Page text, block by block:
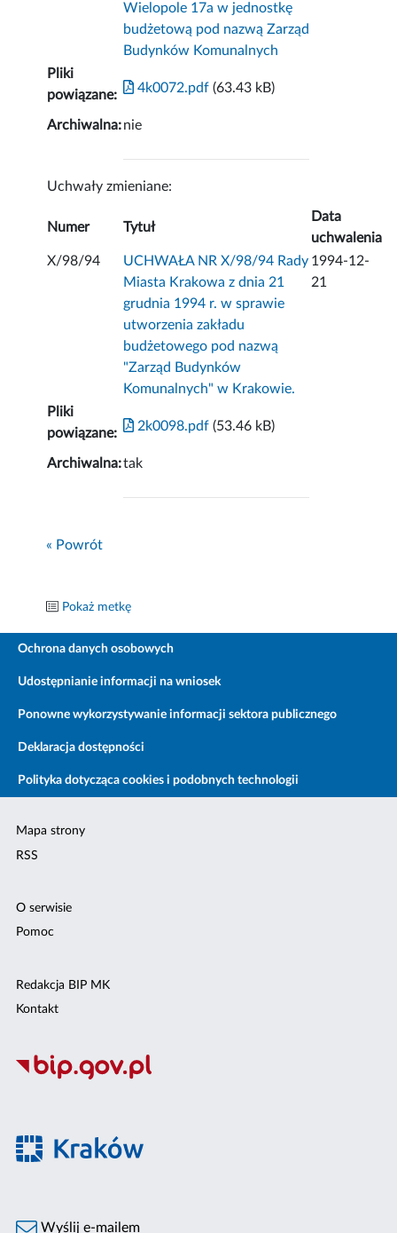
Wielopole 17a w jednostkę
budżetową pod nazwą Zarząd
Budynków Komunalnych
Pliki
powiązane:
4k0072.pdf (63.43 kB)
Archiwalna:nie
Uchwały zmieniane:
Numer Tytuł
Data
uchwalenia
X/98/94
UCHWAŁA NR X/98/94 Rady
Miasta Krakowa z dnia 21
grudnia 1994 r. w sprawie
utworzenia zakładu
budżetowego pod nazwą
"Zarząd Budynków
Komunalnych" w Krakowie.
1994-12-
21
Pliki
powiązane:
2k0098.pdf (53.46 kB)
Archiwalna:tak
« Powrót
Pokaż metkę
Ochrona danych osobowych
Udostępnianie informacji na wniosek
Ponowne wykorzystywanie informacji sektora publicznego
Deklaracja dostępności
Polityka dotycząca cookies i podobnych technologii
Mapa strony
RSS
O serwisie
Pomoc
Redakcja BIP MK
Kontakt
Wyślij e-mailem